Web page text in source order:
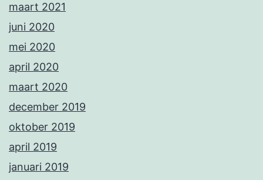
maart 2021
juni 2020
mei 2020
april 2020
maart 2020
december 2019
oktober 2019
april 2019
januari 2019